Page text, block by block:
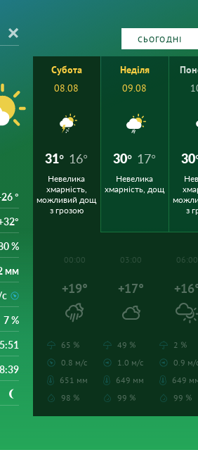
°
%
мм
7 %
СЬОГОДНІ
Субота
08.08
31° 16°
Невелика
хмарність,
можливий дощ
з грозою
Неділя
09.08
30° 17°
Невелика
хмарність, дощ
з
00:00
+19°
65 %
0.8 м/с
651 мм
98 %
03:00
+17°
49 %
1.0 м/с
649 мм
99 %
06:00
2 %
0.9 м/
649
99 %